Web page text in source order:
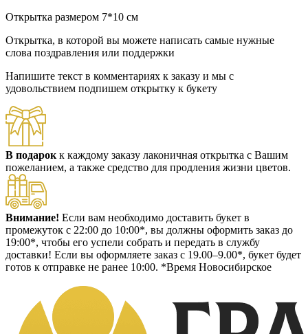
Открытка размером 7*10 см
Открытка, в которой вы можете написать самые нужные
слова поздравления или поддержки
Напишите текст в комментариях к заказу и мы с
удовольствием подпишем открытку к букету
В подарок к каждому заказу лаконичная открытка с Вашим
пожеланием, а также средство для продления жизни цветов.
Внимание! Если вам необходимо доставить букет в
промежуток с 22:00 до 10:00*, вы должны оформить заказ до
19:00*, чтобы его успели собрать и передать в службу
доставки! Если вы оформляете заказ с 19.00–9.00*, букет будет
готов к отправке не ранее 10:00. *Время Новосибирское